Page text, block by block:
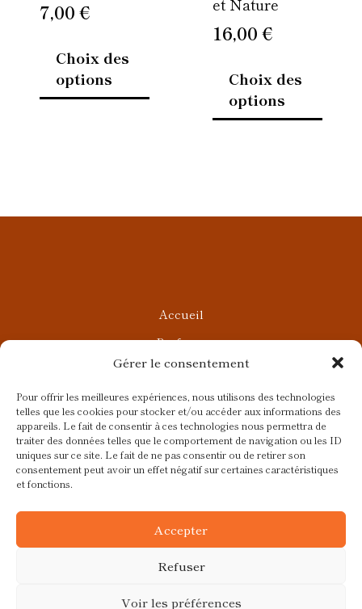
Gérer le consentement
Pour offrir les meilleures expériences, nous utilisons des technologies
telles que les cookies pour stocker et/ou accéder aux informations des
appareils. Le fait de consentir à ces technologies nous permettra de
traiter des données telles que le comportement de navigation ou les ID
uniques sur ce site. Le fait de ne pas consentir ou de retirer son
consentement peut avoir un effet négatif sur certaines caractéristiques
et fonctions.
Accepter
Refuser
Voir les préférences
7,00€
Choix des
options
et Nature
16,00€
Choix des
options
Accueil
Parfums
Ateliers privés
Rendez-vous Beauté
Rendez-vous Parfumés
Contact
Blog
Ce site a été réalisé avec parColibird |© 2026 Fragrances et